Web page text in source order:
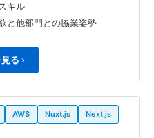
キル
と他部門との協業姿勢
る ›
AWS Nuxt.js
Next.js